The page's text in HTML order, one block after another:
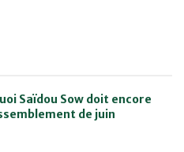
Saïdou Sow doit encore
de juin